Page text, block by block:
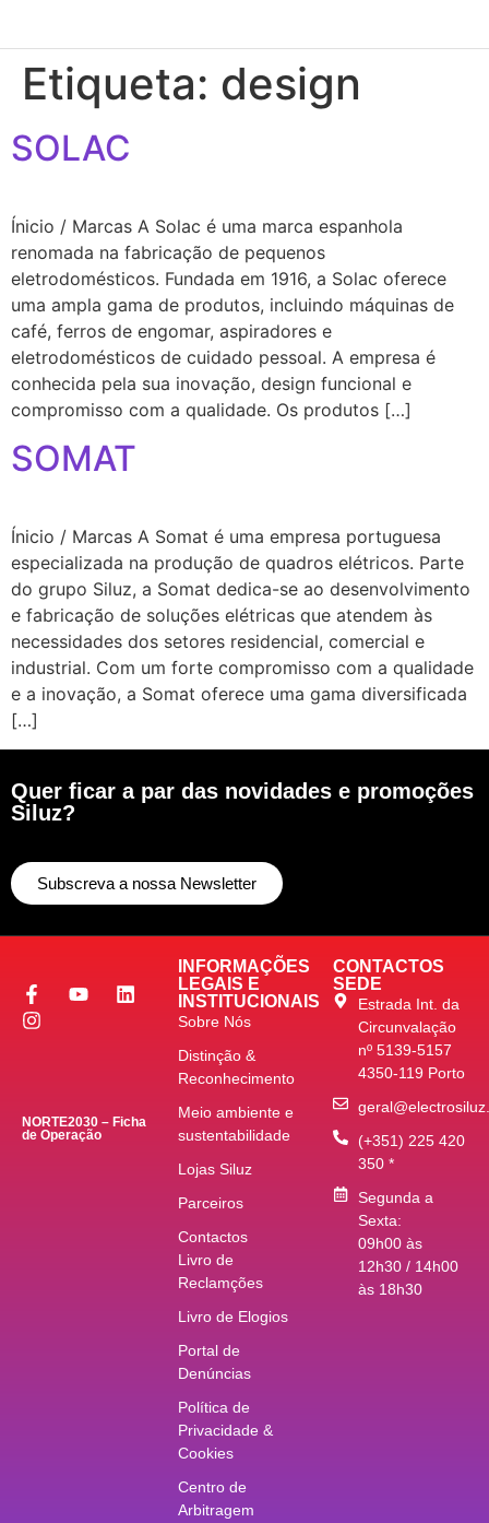
Etiqueta: design
SOLAC
Ínicio / Marcas A Solac é uma marca espanhola
renomada na fabricação de pequenos
eletrodomésticos. Fundada em 1916, a Solac oferece
uma ampla gama de produtos, incluindo máquinas de
café, ferros de engomar, aspiradores e
eletrodomésticos de cuidado pessoal. A empresa é
conhecida pela sua inovação, design funcional e
compromisso com a qualidade. Os produtos […]
SOMAT
Ínicio / Marcas A Somat é uma empresa portuguesa
especializada na produção de quadros elétricos. Parte
do grupo Siluz, a Somat dedica-se ao desenvolvimento
e fabricação de soluções elétricas que atendem às
necessidades dos setores residencial, comercial e
industrial. Com um forte compromisso com a qualidade
e a inovação, a Somat oferece uma gama diversificada
[…]
Quer ficar a par das novidades e promoções
Siluz?
Subscreva a nossa Newsletter
NORTE2030 – Ficha
de Operação
INFORMAÇÕES
LEGAIS E
INSTITUCIONAIS
Sobre Nós
Distinção &
Reconhecimento
Meio ambiente e
sustentabilidade
Lojas Siluz
Parceiros
Contactos
Livro de
Reclamções
Livro de Elogios
Portal de
Denúncias
Política de
Privacidade &
Cookies
Centro de
Arbitragem
CONTACTOS
SEDE
Estrada Int. da
Circunvalação
nº 5139-5157
4350-119 Porto
(+351) 225 420
350 *
Segunda a
Sexta:
09h00 às
12h30 / 14h00
às 18h30